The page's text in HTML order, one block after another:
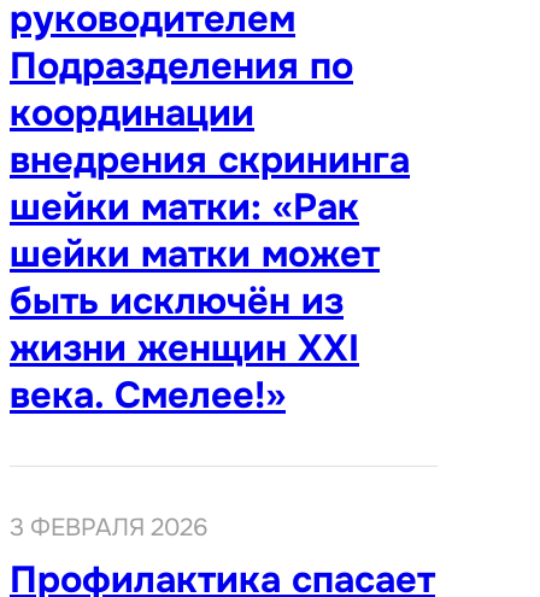
руководителем
Подразделения по
координации
внедрения скрининга
шейки матки: «Рак
шейки матки может
быть исключён из
жизни женщин XXI
века. Смелее!»
3 ФЕВРАЛЯ 2026
Профилактика спасает